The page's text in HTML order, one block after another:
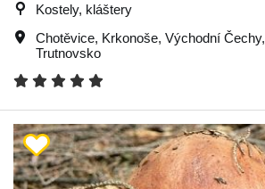
Kostely, kláštery
Chotěvice, Krkonoše, Východní Čechy,
Trutnovsko